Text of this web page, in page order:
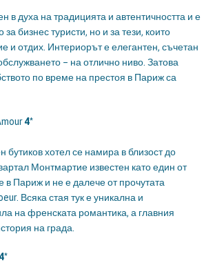
в духа на традицията и автентичността и е
бизнес туристи, но и за тези, които
и отдих. Интериорът е елегантен, съчетан
– на отлично ниво. Затова
по време на престоя в Париж са
4*
бутиков хотел се намира в близост до
Монтмартие известен като един от
в Париж и не е далече от прочутата
Всяка стая тук е уникална и
на френската романтика, а главния
на града.